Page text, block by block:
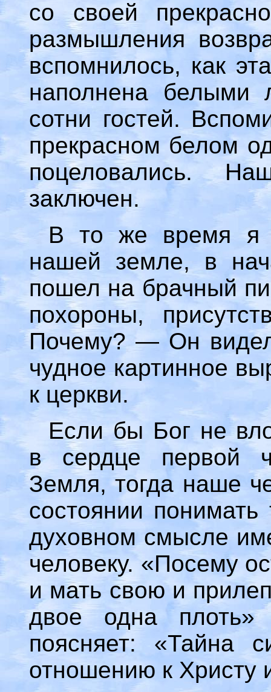
со своей
размышления
вспомнилось, как
наполнена белыми
сотни гостей.
прекрасном белом
поцеловались.
заключен.
В то же время я
нашей земле, в
пошел на брачный
похороны,
Почему? — Он
чудное картинное
к церкви.
Если бы Бог не
в сердце первой
Земля, тогда наше
состоянии
духовном смысле
человеку. «Посему
и мать свою и
двое одна
поясняет: «Тайна
отношению к Христу